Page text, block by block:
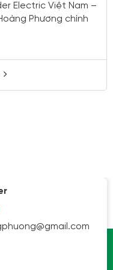
Electric Việt Nam –
Phương chính